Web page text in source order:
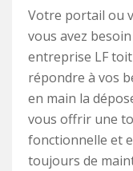
Votre portail ou
vous avez
entreprise LF
répondre à vos
en main la
vous offrir une
fonctionnelle et
toujours de